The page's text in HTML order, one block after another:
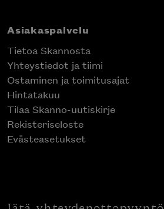
Asiakaspalvelu
Tietoa Skannosta
Yhteystiedot ja tiimi
Ostaminen ja toimitusajat
Hintatakuu
Tilaa Skanno-uutiskirje
Rekisteriseloste
Evästeasetukset